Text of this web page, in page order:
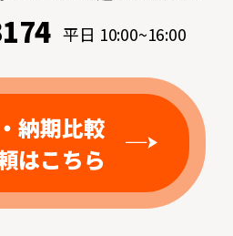
平日 10:00~16:00
納期比較
はこちら